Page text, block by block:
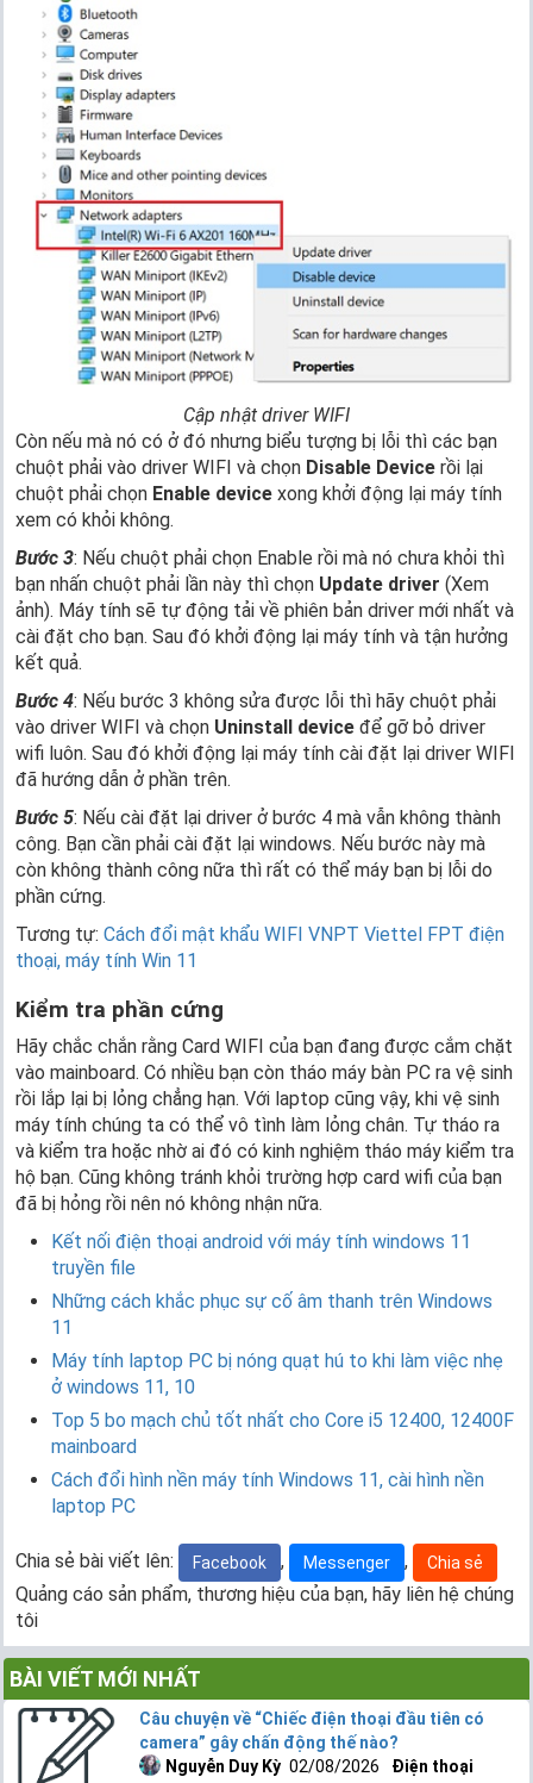
Cập nhật driver WIFI
Còn nếu mà nó có ở đó nhưng biểu tượng bị lỗi thì các bạn
chuột phải vào driver WIFI và chọn Disable Device rồi lại
chuột phải chọn Enable device xong khởi động lại máy tính
xem có khỏi không.
Bước 3: Nếu chuột phải chọn Enable rồi mà nó chưa khỏi thì
bạn nhấn chuột phải lần này thì chọn Update driver (Xem
ảnh). Máy tính sẽ tự động tải về phiên bản driver mới nhất và
cài đặt cho bạn. Sau đó khởi động lại máy tính và tận hưởng
kết quả.
Bước 4: Nếu bước 3 không sửa được lỗi thì hãy chuột phải
vào driver WIFI và chọn Uninstall device để gỡ bỏ driver
wifi luôn. Sau đó khởi động lại máy tính cài đặt lại driver WIFI
đã hướng dẫn ở phần trên.
Bước 5: Nếu cài đặt lại driver ở bước 4 mà vẫn không thành
công. Bạn cần phải cài đặt lại windows. Nếu bước này mà
còn không thành công nữa thì rất có thể máy bạn bị lỗi do
phần cứng.
Tương tự: Cách đổi mật khẩu WIFI VNPT Viettel FPT điện
thoại, máy tính Win 11
Kiểm tra phần cứng
Hãy chắc chắn rằng Card WIFI của bạn đang được cắm chặt
vào mainboard. Có nhiều bạn còn tháo máy bàn PC ra vệ sinh
rồi lắp lại bị lỏng chẳng hạn. Với laptop cũng vậy, khi vệ sinh
máy tính chúng ta có thể vô tình làm lỏng chân. Tự tháo ra
và kiểm tra hoặc nhờ ai đó có kinh nghiệm tháo máy kiểm tra
hộ bạn. Cũng không tránh khỏi trường hợp card wifi của bạn
đã bị hỏng rồi nên nó không nhận nữa.
Kết nối điện thoại android với máy tính windows 11
truyền file
Những cách khắc phục sự cố âm thanh trên Windows
11
Máy tính laptop PC bị nóng quạt hú to khi làm việc nhẹ
ở windows 11, 10
Top 5 bo mạch chủ tốt nhất cho Core i5 12400, 12400F
mainboard
Cách đổi hình nền máy tính Windows 11, cài hình nền
laptop PC
Chia sẻ bài viết lên: Facebook , Messenger , Chia sẻ
Quảng cáo sản phẩm, thương hiệu của bạn, hãy liên hệ chúng
tôi
BÀI VIẾT MỚI NHẤT
Câu chuyện về “Chiếc điện thoại đầu tiên có
camera” gây chấn động thế nào?
Nguyễn Duy Kỳ 02/08/2026
Điện thoại